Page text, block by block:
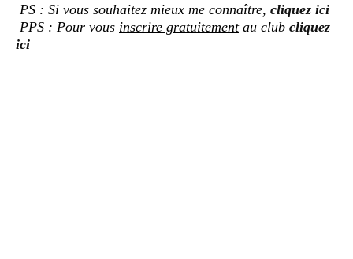
PS : Si vous souhaitez mieux me connaître, cliquez ici
PPS : Pour vous inscrire gratuitementau club cliquez
ici